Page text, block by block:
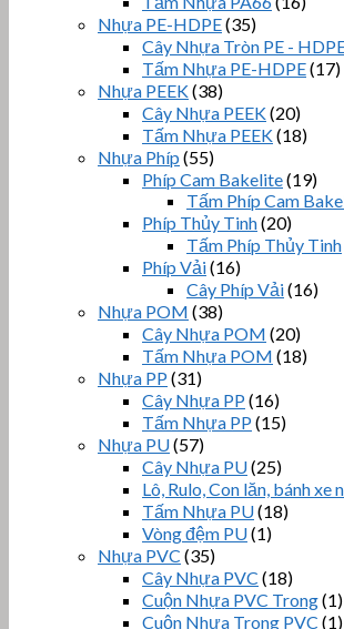
Nhựa PE-HDPE(35)
Cây Nhựa Tròn PE -
Tấm Nhựa PE-HDPE(17)
Nhựa PEEK(38)
Cây Nhựa PEEK(20)
Tấm Nhựa PEEK(18)
Nhựa Phíp (55)
Phíp Cam Bakelite(19)
Tấm Phíp Cam
Phíp Thủy Tinh(20)
Tấm Phíp Thủy Tinh
Phíp Vải(16)
Cây Phíp Vải(16)
Nhựa POM (38)
Cây Nhựa POM (20)
Tấm Nhựa POM (18)
Nhựa PP (31)
Cây Nhựa PP (16)
Tấm Nhựa PP (15)
Nhựa PU(57)
Cây Nhựa PU(25)
Lô, Rulo, Con lăn, bánh xe
Tấm Nhựa PU(18)
Vòng đệm PU(1)
Nhựa PVC (35)
Cây Nhựa PVC (18)
Cuộn Nhựa PVC Trong(1)
Cuộn Nhựa Trong PVC (1)